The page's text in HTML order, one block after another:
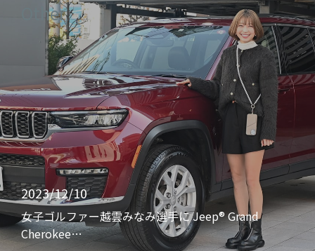
Other
2023/12/10
女子ゴルファー越雲みなみ選手に Jeep® Grand
Cherokee…